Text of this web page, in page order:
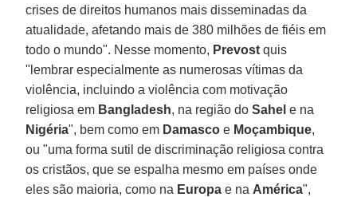
crises de direitos humanos mais disseminadas da
atualidade, afetando mais de 380 milhões de fiéis em
todo o mundo". Nesse momento, Prevost quis
"lembrar especialmente as numerosas vítimas da
violência, incluindo a violência com motivação
religiosa em Bangladesh, na região doSahel e na
Nigéria", bem como em Damasco e Moçambique,
ou "uma forma sutil de discriminação religiosa contra
os cristãos, que se espalha mesmo em países onde
eles são maioria, como na Europa e na América",